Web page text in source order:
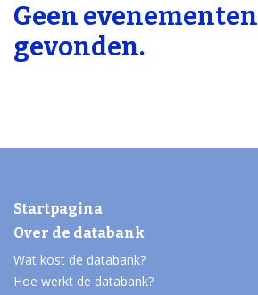
Geen evenementen
gevonden.
Startpagina
Over de databank
Wat kost de databank?
Hoe werkt de databank?